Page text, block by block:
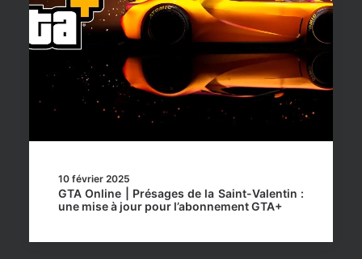
10 février 2025
GTA Online | Présages de la Saint-Valentin :
une mise à jour pour l’abonnement GTA+